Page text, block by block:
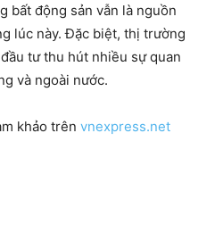
bất động sản vẫn là nguồn
lúc này. Đặc biệt, thị trường
tư thu hút nhiều sự quan
và ngoài nước.
khảo trên vnexpress.net